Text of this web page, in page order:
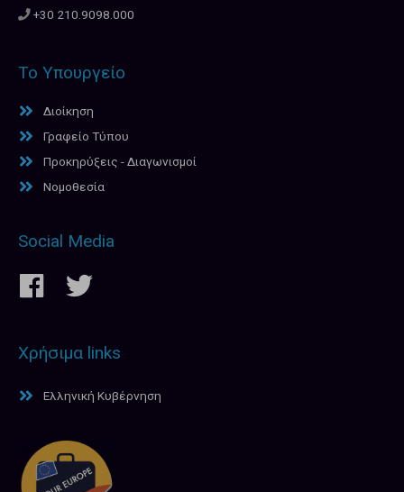
+30 210.9098.000
Το Υπουργείο
Διοίκηση
Γραφείο Τύπου
Προκηρύξεις - Διαγωνισμοί
Νομοθεσία
Social Media
Χρήσιμα links
Ελληνική Κυβέρνηση